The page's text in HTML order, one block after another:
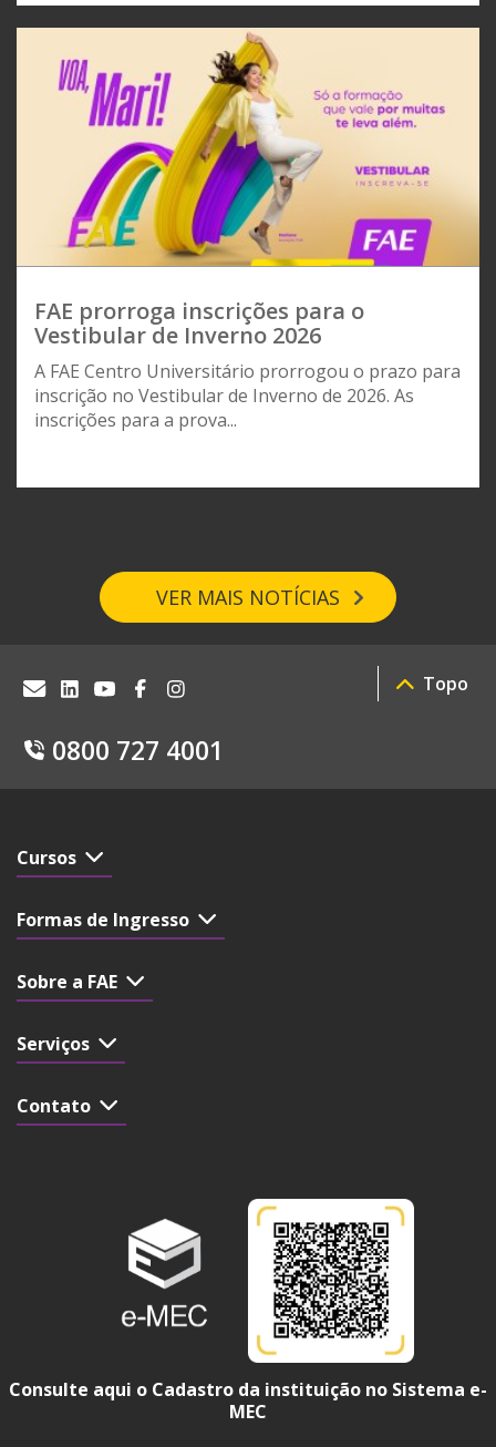
FAE prorroga inscrições para o
Vestibular de Inverno 2026
A FAE Centro Universitário prorrogou o prazo para
inscrição no Vestibular de Inverno de 2026. As
inscrições para a prova...
VER MAIS NOTÍCIAS
0800 727 4001
Topo
Cursos
Formas de Ingresso
Sobre a FAE
Serviços
Contato
Consulte aqui o Cadastro da instituição no Sistema e-
MEC